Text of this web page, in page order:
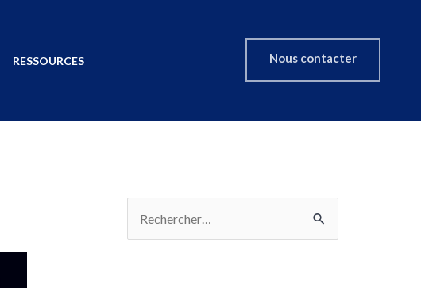
RESSOURCES Nous contacter